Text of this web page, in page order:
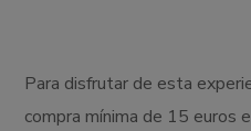
Para disfrutar de esta
compra mínima de 15 euros